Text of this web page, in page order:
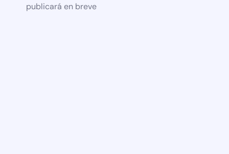
publicará en breve